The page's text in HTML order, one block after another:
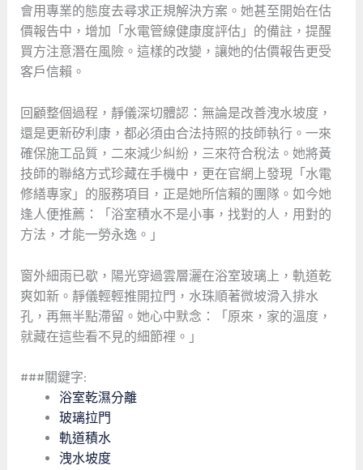
會用專業的態度去尋求正規解決方案。她甚至開始在估
價報告中，增加「水電管線健康度評估」的備註，提醒
買方注意潛在風險。這樣的改變，讓她的估價報告更受
客戶信賴。
回顧整個過程，靜儀深切體認：無論是改善洩水坡度，
還是更新矽利康，都必須由合法持照的技師執行。一來
確保施工品質，二來減少糾紛，三來符合稅法。她將黃
技師的聯絡方式珍藏在手機中，更在官網上發現「水電
修繕專家」的服務項目，正是她所信賴的團隊。如今她
逢人便推薦：「浴室積水不是小事，找對的人，用對的
方法，才能一勞永逸。」
窗外細雨已歇，陽光穿過雲層灑在浴室玻璃上，軌道乾
爽如新。靜儀輕輕推開拉門，水珠順著微坡滑入排水
孔，再無半點滯留。她心中默念：「原來，家的溫度，
就藏在這些看不見的細節裡。」
###關鍵字:
浴室乾濕分離
玻璃拉門
軌道積水
洩水坡度